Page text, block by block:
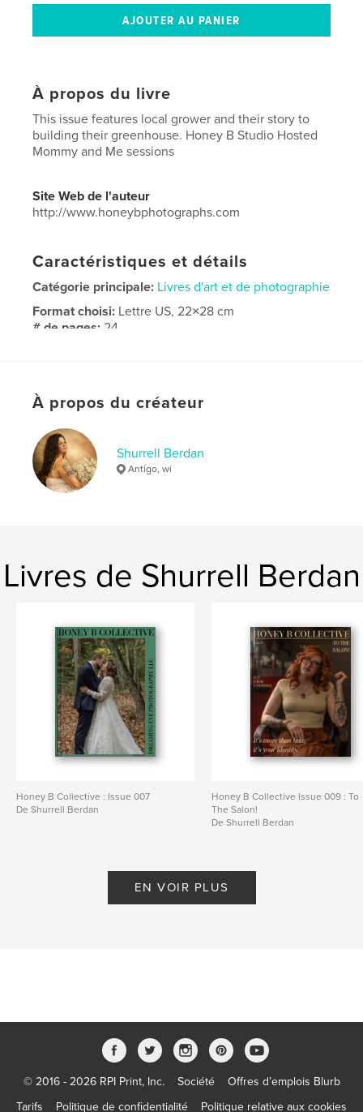
À propos du livre
This issue features local grower and their story to
building their greenhouse. Honey B Studio Hosted
Mommy and Me sessions
Site Web de l'auteur
http://www.honeybphotographs.com
Caractéristiques et détails
Catégorie principale: Livres d'art et de photographie
Format choisi: Lettre US, 22×28 cm
# de pages: 24
À propos du créateur
Shurrell Berdan
Antigo, wi
Livres de Shurrell Berdan
Honey B Collective : Issue 007
De Shurrell Berdan
Honey B Collective Issue 009 : To
The Salon!
De Shurrell Berdan
EN VOIR PLUS
© 2016 - 2026 RPI Print, Inc. Société
Offres d’emplois Blurb
Tarifs
Politique de confidentialité Politique relative aux cookies